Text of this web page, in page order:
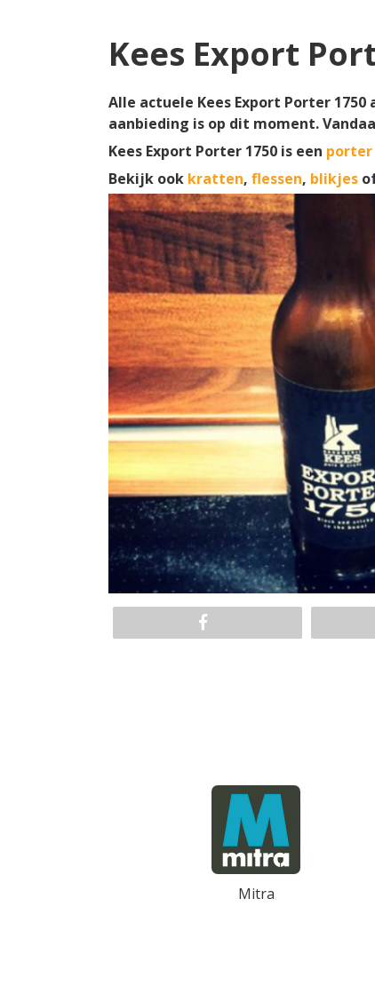
Kees Export
Alle actuele Kees Export Porter
aanbieding is op dit moment.
Kees Export Porter 1750 is een porter
Bekijk ook kratten, flessen, blikjes
Mitra